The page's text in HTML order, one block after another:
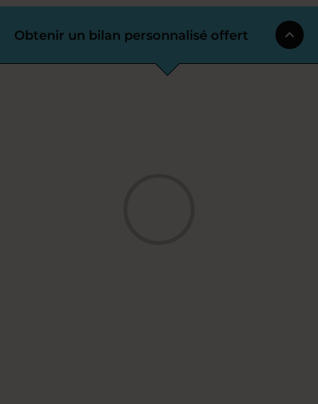
Obtenir un bilan personnalisé offert